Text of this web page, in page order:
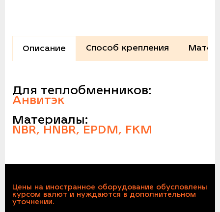
Описание Способ крепления
Для теплобменников:
Анвитэк
Материалы:
NBR, HNBR, EPDM, FKM
Цены на иностранное оборудование обусловлены
курсом валют и нуждаются в дополнительном
уточнении.